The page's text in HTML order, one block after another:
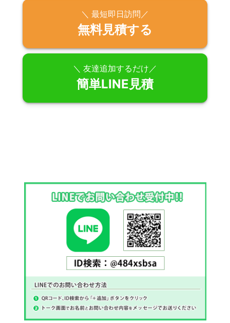
＼ 最短即日訪問／
無料見積する
＼ 友達追加するだけ／
簡単LINE見積